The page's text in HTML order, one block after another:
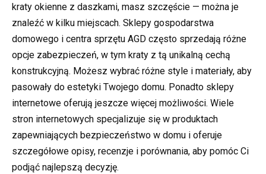
kraty okienne z daszkami, masz szczęście — można je
znaleźć w kilku miejscach. Sklepy gospodarstwa
domowego i centra sprzętu AGD często sprzedają różne
opcje zabezpieczeń, w tym kraty z tą unikalną cechą
konstrukcyjną. Możesz wybrać różne style i materiały, aby
pasowały do estetyki Twojego domu. Ponadto sklepy
internetowe oferują jeszcze więcej możliwości. Wiele
stron internetowych specjalizuje się w produktach
zapewniających bezpieczeństwo w domu i oferuje
szczegółowe opisy, recenzje i porównania, aby pomóc Ci
podjąć najlepszą decyzję.